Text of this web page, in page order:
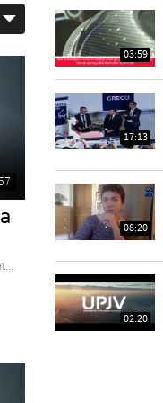
03:59
17:13
08:20
02:20